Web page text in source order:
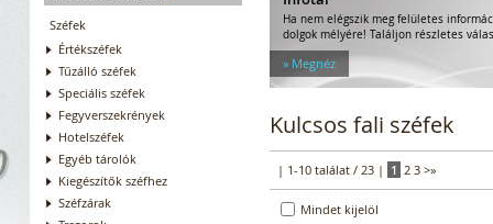
Széfek
Értékszéfek
Tűzálló széfek
Speciális széfek
Fegyverszekrények
Hotelszéfek
Egyéb tárolók
Kiegészítők széfhez
Széfzárak
Ha nem elégszik meg felületes
dolgok mélyére! Találjon részletes
» Megnéz
Kulcsos fali széfek
| 1-10 találat / 23 | 1 2 3 >»
Mindet kijelöl